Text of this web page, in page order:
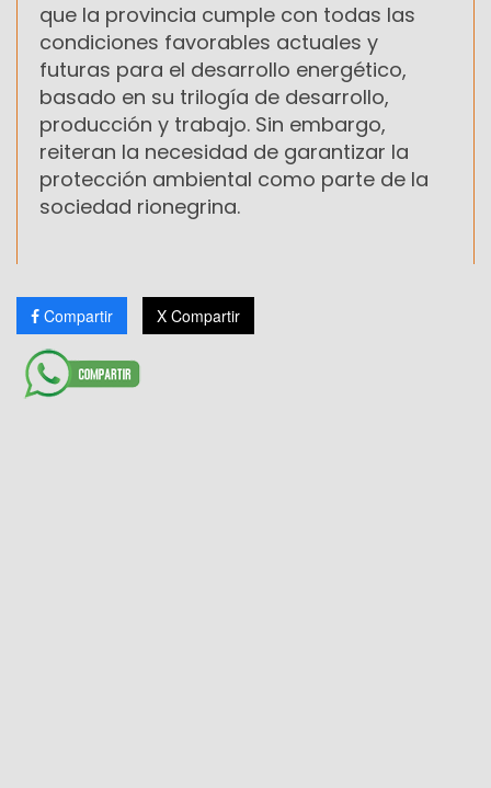
que la provincia cumple con todas las
condiciones favorables actuales y
futuras para el desarrollo energético,
basado en su trilogía de desarrollo,
producción y trabajo. Sin embargo,
reiteran la necesidad de garantizar la
protección ambiental como parte de la
sociedad rionegrina.
Compartir X Compartir